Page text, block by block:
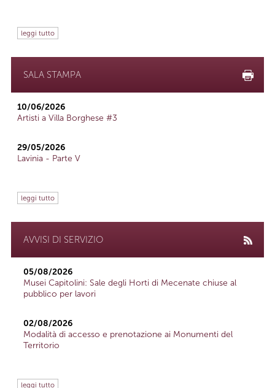
leggi tutto
SALA STAMPA
10/06/2026
Artisti a Villa Borghese #3
29/05/2026
Lavinia - Parte V
leggi tutto
AVVISI DI SERVIZIO
05/08/2026
Musei Capitolini: Sale degli Horti di Mecenate chiuse al
pubblico per lavori
02/08/2026
Modalità di accesso e prenotazione ai Monumenti del
Territorio
leggi tutto